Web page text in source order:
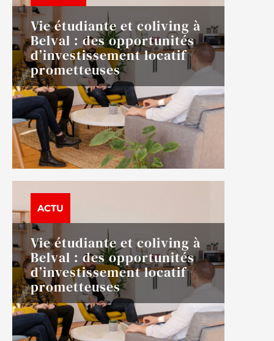
Vie étudiante et coliving à
Belval : des opportunités
d’investissement locatif
prometteuses
ACTU
Vie étudiante et coliving à
Belval : des opportunités
d’investissement locatif
prometteuses